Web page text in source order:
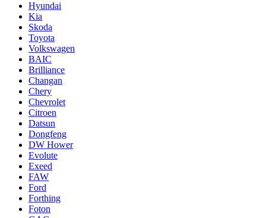
Hyundai
Kia
Skoda
Toyota
Volkswagen
BAIC
Brilliance
Changan
Chery
Chevrolet
Citroen
Datsun
Dongfeng
DW Hower
Evolute
Exeed
FAW
Ford
Forthing
Foton